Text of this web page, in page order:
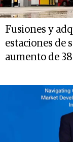
Fusiones y
estaciones de
aumento de